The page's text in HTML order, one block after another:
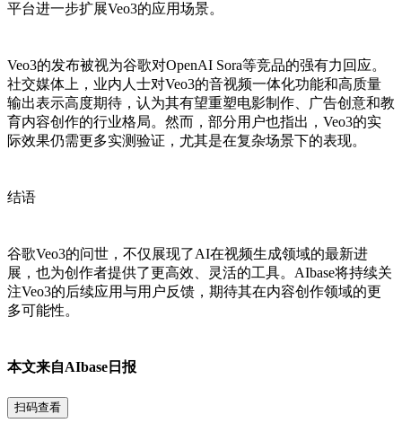
平台进一步扩展Veo3的应用场景。
Veo3的发布被视为谷歌对OpenAI Sora等竞品的强有力回应。
社交媒体上，业内人士对Veo3的音视频一体化功能和高质量
输出表示高度期待，认为其有望重塑电影制作、广告创意和教
育内容创作的行业格局。然而，部分用户也指出，Veo3的实
际效果仍需更多实测验证，尤其是在复杂场景下的表现。
结语
谷歌Veo3的问世，不仅展现了AI在视频生成领域的最新进
展，也为创作者提供了更高效、灵活的工具。AIbase将持续关
注Veo3的后续应用与用户反馈，期待其在内容创作领域的更
多可能性。
本文来自AIbase日报
扫码查看